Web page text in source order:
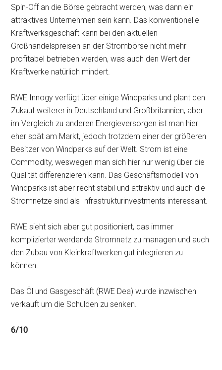
Spin-Off an die Börse gebracht werden, was dann ein
attraktives Unternehmen sein kann. Das konventionelle
Kraftwerksgeschäft kann bei den aktuellen
Großhandelspreisen an der Strombörse nicht mehr
profitabel betrieben werden, was auch den Wert der
Kraftwerke natürlich mindert.
RWE Innogy verfügt über einige Windparks und plant den
Zukauf weiterer in Deutschland und Großbritannien, aber
im Vergleich zu anderen Energieversorgen ist man hier
eher spät am Markt, jedoch trotzdem einer der größeren
Besitzer von Windparks auf der Welt. Strom ist eine
Commodity, weswegen man sich hier nur wenig über die
Qualität differenzieren kann. Das Geschäftsmodell von
Windparks ist aber recht stabil und attraktiv und auch die
Stromnetze sind als Infrastrukturinvestments interessant.
RWE sieht sich aber gut positioniert, das immer
komplizierter werdende Stromnetz zu managen und auch
den Zubau von Kleinkraftwerken gut integrieren zu
können.
Das Öl und Gasgeschäft (RWE Dea) wurde inzwischen
verkauft um die Schulden zu senken.
6/10